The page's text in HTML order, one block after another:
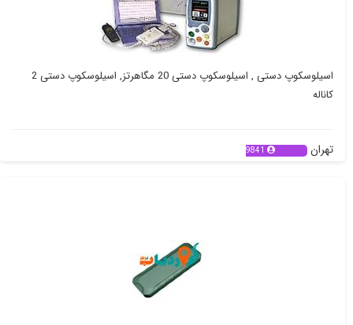
اسیلوسکوپ دستی , اسیلوسکوپ دستی 20 مگاهرتز, اسیلوسکوپ دستی 2
کاناله
تهران 9841